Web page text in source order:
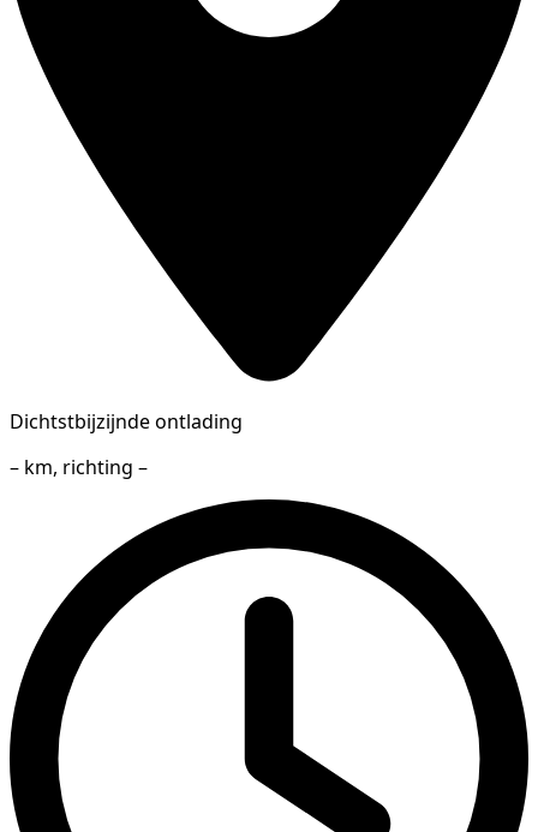
Dichtstbijzijnde ontlading
– km, richting –